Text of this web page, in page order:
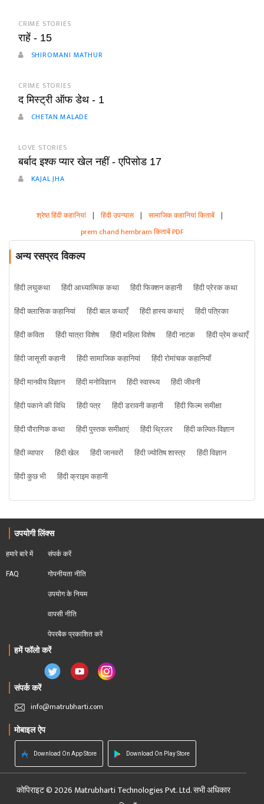
CRIME STORIES
राहें - 15
SHIROMANI MATHUR
CRIME STORIES
द मिस्ट्री ऑफ डेथ - 1
CHETAN MALADE
LOVE STORIES
बर्बाद इश्क प्यार खेल नहीं - एपिसोड 17
KAJAL JHA
श्रेष्ठ हिंदी कहानियां | हिंदी उपन्यास | सामाजिक कहानियां किताबें |
prem chand hembram किताबें PDF
अन्य रसप्रद विकल्प
हिंदी लघुकथा हिंदी आध्यात्मिक कथा हिंदी फिक्शन कहानी
हिंदी प्रेरक कथा
हिंदी क्लासिक कहानियां
हिंदी बाल कथाएँ हिंदी हास्य कथाएं
हिंदी पत्रिका
हिंदी कविता
हिंदी यात्रा विशेष हिंदी महिला विशेष हिंदी नाटक
हिंदी प्रेम कथाएँ
हिंदी जासूसी कहानी
हिंदी सामाजिक कहानियां
हिंदी रोमांचक कहानियाँ
हिंदी मानवीय विज्ञान
हिंदी मनोविज्ञान हिंदी स्वास्थ्य
हिंदी जीवनी
हिंदी पकाने की विधि
हिंदी पत्र हिंदी डरावनी कहानी
हिंदी फिल्म समीक्षा
हिंदी पौराणिक कथा
हिंदी पुस्तक समीक्षाएं हिंदी थ्रिलर
हिंदी कल्पित-विज्ञान
हिंदी व्यापार
हिंदी खेल हिंदी जानवरों हिंदी ज्योतिष शास्त्र
हिंदी विज्ञान
हिंदी कुछ भी
हिंदी क्राइम कहानी
उपयोगी लिंक्स
हमारे बारे में
FAQ
संपर्क करें
गोपनीयता नीति
उपयोग के नियम
वापसी नीति
पेपरबैक प्रकाशित करें
हमें फॉलो करें
संपर्क करें
info@matrubharti.com
मोबाइल ऐप
Download On App Store Download On Play Store
कोपिराइट © 2026 Matrubharti Technologies Pvt. Ltd. सभी अधिकार